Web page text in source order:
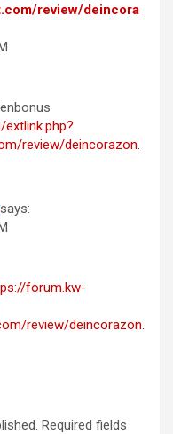
review/deincora
review/deincorazon.
says:
forum.kw-
review/deincorazon.
Required fields